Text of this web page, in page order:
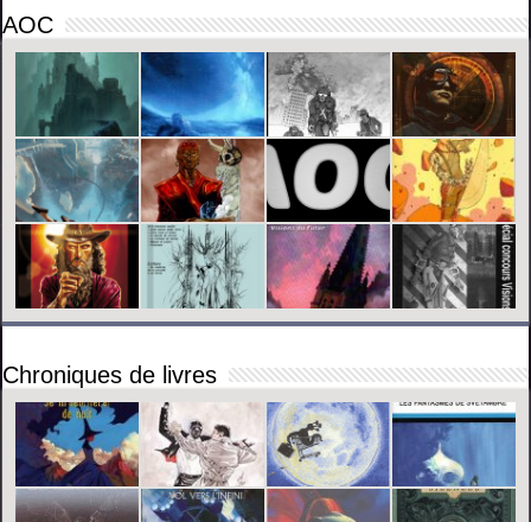
AOC
Chroniques de livres